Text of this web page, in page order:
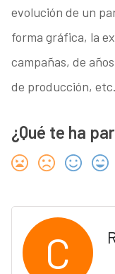
evolución de un
forma gráfica, la
campañas, de
de producción, etc.
¿Qué te ha
C